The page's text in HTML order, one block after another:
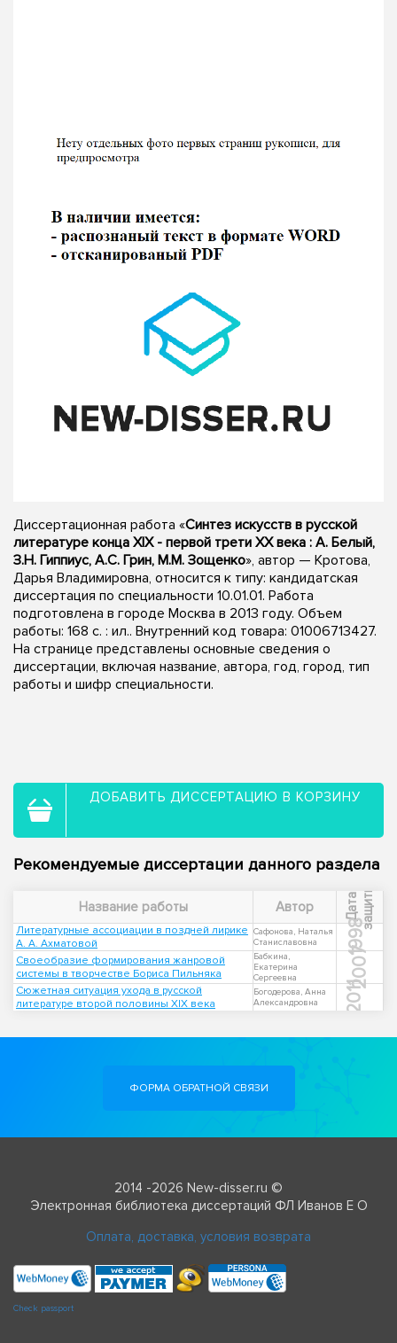
Диссертационная работа «Синтез искусств в русской
литературе конца XIX - первой трети XX века : А. Белый,
З.Н. Гиппиус, А.С. Грин, М.М. Зощенко», автор — Кротова,
Дарья Владимировна, относится к типу: кандидатская
диссертация по специальности 10.01.01. Работа
подготовлена в городе Москва в 2013 году. Объем
работы: 168 с. : ил.. Внутренний код товара: 01006713427.
На странице представлены основные сведения о
диссертации, включая название, автора, год, город, тип
работы и шифр специальности.
ДОБАВИТЬ ДИССЕРТАЦИЮ В КОРЗИНУ
Рекомендуемые диссертации данного раздела
Название работы Автор Д
а
т
а
з
а
щ
и
ты
Литературные ассоциации в поздней лирике
А. А. Ахматовой
Сафонова, Наталья
Станиславовна
1998
Своеобразие формирования жанровой
системы в творчестве Бориса Пильняка
Бабкина,
Екатерина
Сергеевна
2007
Сюжетная ситуация ухода в русской
литературе второй половины XIX века
Богодерова, Анна
Александровна
2011
ФОРМА ОБРАТНОЙ СВЯЗИ
2014 -2026 New-disser.ru ©
Электронная библиотека диссертаций ФЛ Иванов Е О
Оплата, доставка, условия возврата
Check passport